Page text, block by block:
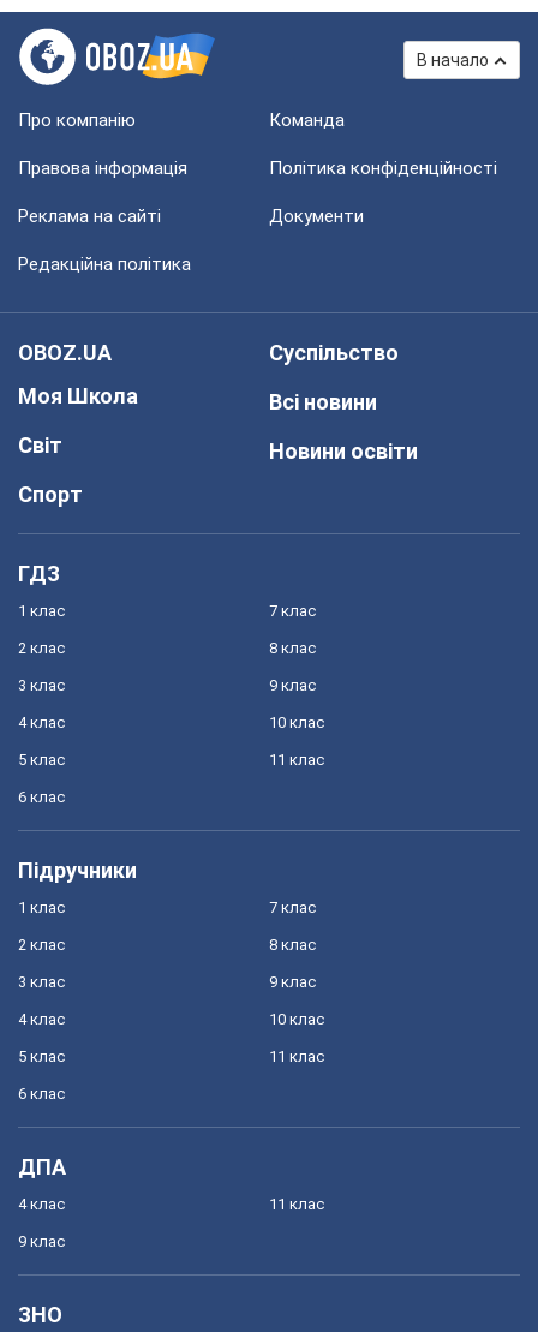
В начало
Про компанію Команда
Правова інформація Політика конфіденційності
Реклама на сайті Документи
Редакційна політика
OBOZ.UA
Моя Школа
Світ
Спорт
Суспільство
Всі новини
Новини освіти
ГДЗ
1 клас
2 клас
3 клас
4 клас
5 клас
6 клас
7 клас
8 клас
9 клас
10 клас
11 клас
Підручники
1 клас
2 клас
3 клас
4 клас
5 клас
6 клас
7 клас
8 клас
9 клас
10 клас
11 клас
ДПА
4 клас
9 клас
11 клас
ЗНО